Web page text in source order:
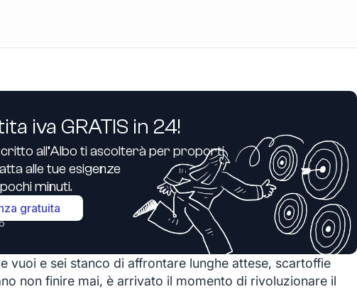
iva GRATIS in 24!
all’Albo ti ascolterà per proporti
alle tue esigenze
minuti.
gratuita
vuoi e sei stanco di affrontare lunghe attese, scartoffie
non finire mai, è arrivato il momento di rivoluzionare il